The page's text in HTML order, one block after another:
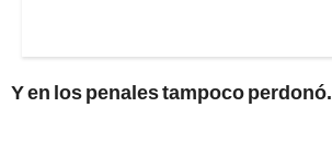
Y en los penales tampoco perdonó.